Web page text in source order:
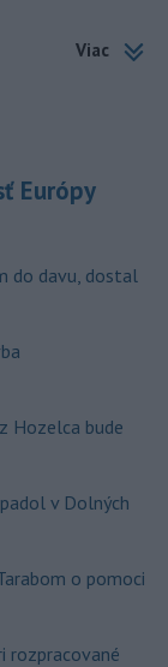
Viac
Európy
do davu, dostal
Hozelca bude
v Dolných
o pomoci
rozpracované